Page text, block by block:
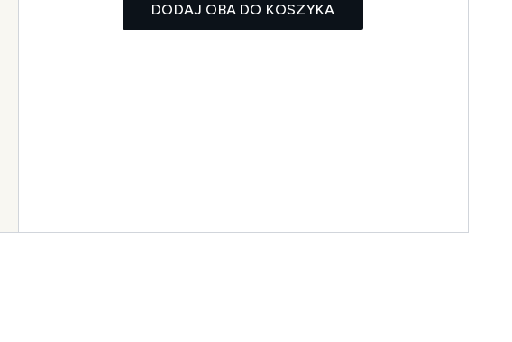
DODAJ OBA DO KOSZYKA